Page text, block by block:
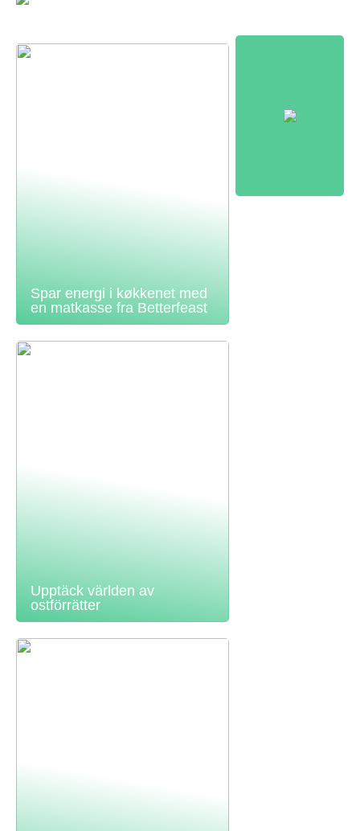
Spar energi i køkkenet med
en matkasse fra Betterfeast
Upptäck världen av
ostförrätter